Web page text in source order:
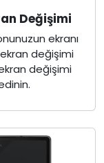
Değişimi
ekranı
ekran değişimi
değişimi